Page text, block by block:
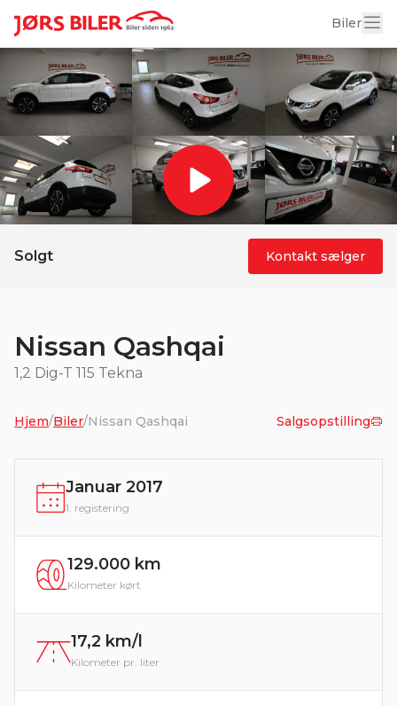
Biler
18 billeder
Solgt Kontakt sælger
Nissan Qashqai
1,2 Dig-T 115 Tekna
Hjem/Biler/Nissan Qashqai Salgsopstilling
Januar 2017
1. registering
129.000 km
Kilometer kørt
17,2 km/l
Kilometer pr. liter